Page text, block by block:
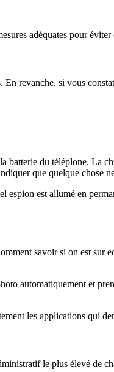
adéquates pour
revanche, si vous
du téléplone. La
que quelque chose
est allumé en
savoir si on est
automatiquement et
les applications qui
le plus élevé de